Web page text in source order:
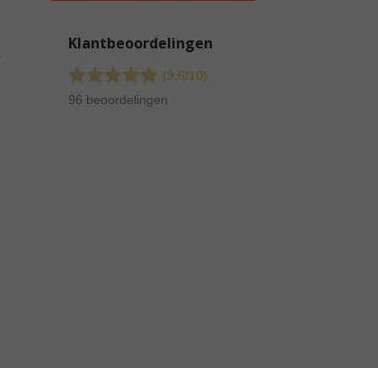
Klantbeoordelingen
(9.6/10)
96 beoordelingen